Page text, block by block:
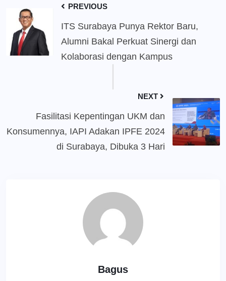
PREVIOUS
ITS Surabaya Punya Rektor Baru,
Alumni Bakal Perkuat Sinergi dan
Kolaborasi dengan Kampus
NEXT
Fasilitasi Kepentingan UKM dan
Konsumennya, IAPI Adakan IPFE 2024
di Surabaya, Dibuka 3 Hari
Bagus